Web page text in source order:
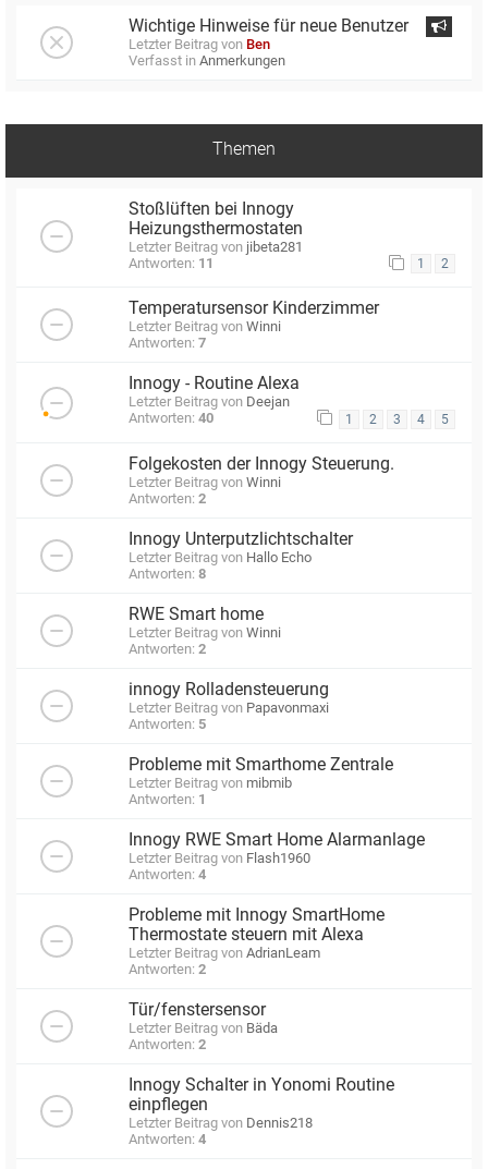
Wichtige Hinweise für neue Benutzer
Letzter Beitrag von Ben
Verfasst in Anmerkungen
Themen
Stoßlüften bei Innogy
Heizungsthermostaten
Letzter Beitrag von jibeta281
Antworten: 11 1 2
Temperatursensor Kinderzimmer
Letzter Beitrag von Winni
Antworten: 7
Innogy - Routine Alexa
Letzter Beitrag von Deejan
Antworten: 40 1 2 3 4 5
Folgekosten der Innogy Steuerung.
Letzter Beitrag von Winni
Antworten: 2
Innogy Unterputzlichtschalter
Letzter Beitrag von Hallo Echo
Antworten: 8
RWE Smart home
Letzter Beitrag von Winni
Antworten: 2
innogy Rolladensteuerung
Letzter Beitrag von Papavonmaxi
Antworten: 5
Probleme mit Smarthome Zentrale
Letzter Beitrag von mibmib
Antworten: 1
Innogy RWE Smart Home Alarmanlage
Letzter Beitrag von Flash1960
Antworten: 4
Probleme mit Innogy SmartHome
Thermostate steuern mit Alexa
Letzter Beitrag von AdrianLeam
Antworten: 2
Tür/fenstersensor
Letzter Beitrag von Bäda
Antworten: 2
Innogy Schalter in Yonomi Routine
einpflegen
Letzter Beitrag von Dennis218
Antworten: 4